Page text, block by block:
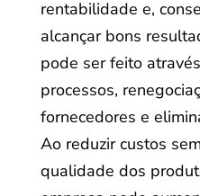
rentabilidade e,
alcançar bons
pode ser feito
processos,
fornecedores e
Ao reduzir custos
qualidade dos